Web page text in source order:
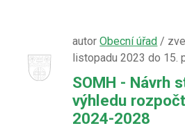
autorObecní úřad /
listopadu 2023 do 15.
SOMH - Návrh
výhledu
2024-2028